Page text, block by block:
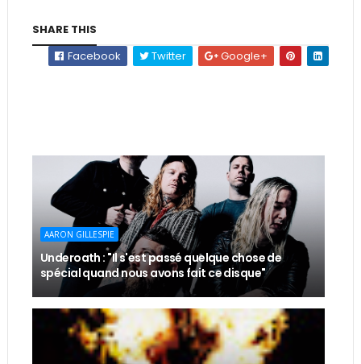
SHARE THIS
Facebook
Twitter Google+
AARON GILLESPIE
Underoath : "Il s'est passé quelque chose de
spécial quand nous avons fait ce disque"